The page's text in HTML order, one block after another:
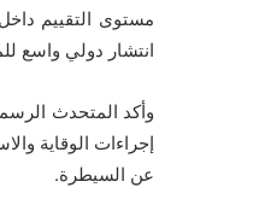
مستوى التقييم
انتشار دولي واسع
وأكد المتحدث
إجراءات الوقاية
عن السيطرة.